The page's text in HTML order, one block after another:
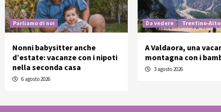
Parliamo di noi
Nonni babysitter anche
d’estate: vacanze con i nipoti
nella seconda casa
6 agosto 2026
Da vedere Trentino-Alto
A Valdaora, una
montagna con i
3 agosto 2026